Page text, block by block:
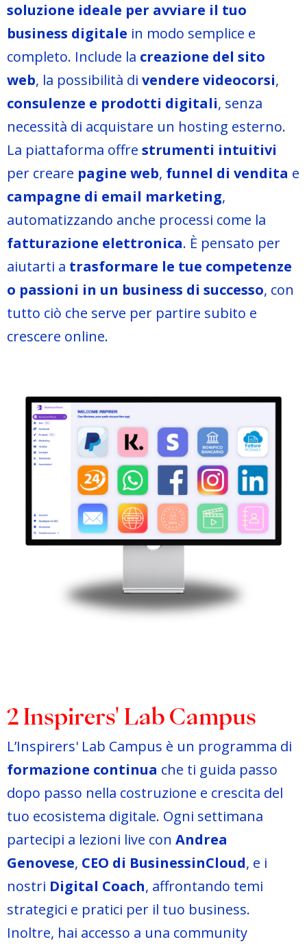
soluzione ideale per avviare il tuo
business digitale in modo semplice e
completo. Include la creazione del sito
web, la possibilità di vendere videocorsi,
consulenze e prodotti digitali, senza
necessità di acquistare un hosting esterno.
La piattaforma offre strumenti intuitivi
per creare pagine web, funnel di vendita e
campagne di email marketing,
automatizzando anche processi come la
fatturazione elettronica. È pensato per
aiutarti a trasformare le tue competenze
o passioni in un business di successo, con
tutto ciò che serve per partire subito e
crescere online.
2 Inspirers' Lab Campus
L’Inspirers' Lab Campus è un programma di
formazione continua che ti guida passo
dopo passo nella costruzione e crescita del
tuo ecosistema digitale. Ogni settimana
partecipi a lezioni live con Andrea
Genovese, CEO di BusinessinCloud, e i
nostri Digital Coach, affrontando temi
strategici e pratici per il tuo business.
Inoltre, hai accesso a una community